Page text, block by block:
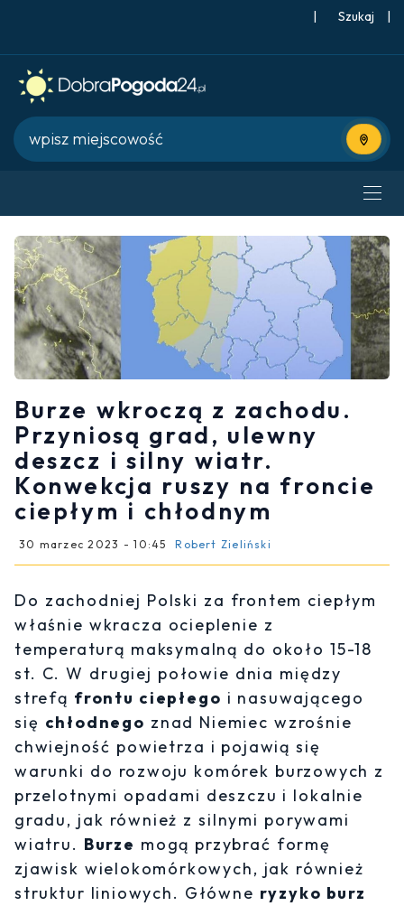
| |
Użyj
Burze wkroczą z zachodu.
Przyniosą grad, ulewny
deszcz i silny wiatr.
Konwekcja ruszy na froncie
ciepłym i chłodnym
30 marzec 2023 - 10:45 Robert Zieliński
Do zachodniej Polski za frontem ciepłym
właśnie wkracza ocieplenie z
temperaturą maksymalną do około 15-18
st. C. W drugiej połowie dnia między
strefą frontu ciepłego i nasuwającego
się chłodnego znad Niemiec wzrośnie
chwiejność powietrza i pojawią się
warunki do rozwoju komórek burzowych z
przelotnymi opadami deszczu i lokalnie
gradu, jak również z silnymi porywami
wiatru. Burze mogą przybrać formę
zjawisk wielokomórkowych, jak również
struktur liniowych. Główne ryzyko burz